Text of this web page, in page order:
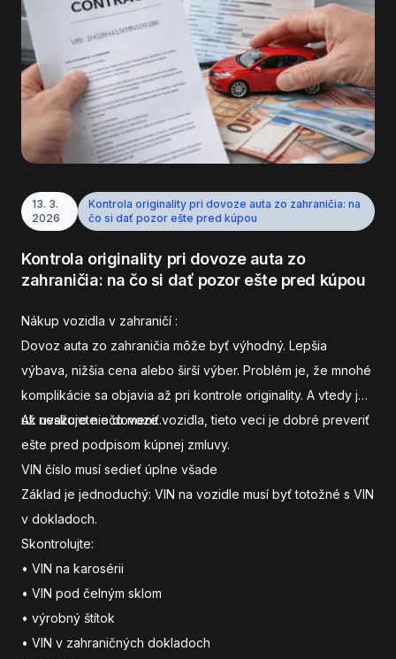
13. 3.
2026
Kontrola originality pri dovoze auta zo zahraničia: na
čo si dať pozor ešte pred kúpou
Kontrola originality pri dovoze auta zo
zahraničia: na čo si dať pozor ešte pred kúpou
Nákup vozidla v zahraničí :
Dovoz auta zo zahraničia môže byť výhodný. Lepšia
výbava, nižšia cena alebo širší výber. Problém je, že mnohé
komplikácie sa objavia až pri kontrole originality. A vtedy je
už neskoro niečo meniť.
Ak uvažujete o dovoze vozidla, tieto veci je dobré preveriť
ešte pred podpisom kúpnej zmluvy.
VIN číslo musí sedieť úplne všade
Základ je jednoduchý: VIN na vozidle musí byť totožné s VIN
v dokladoch.
Skontrolujte:
• VIN na karosérii
• VIN pod čelným sklom
• výrobný štítok
• VIN v zahraničných dokladoch